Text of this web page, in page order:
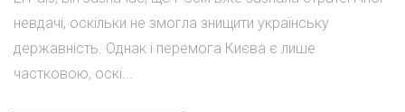
невдачі, оскільки не змогла знищити українську
державність. Однак і перемога Києва є лише
частковою, оскі...